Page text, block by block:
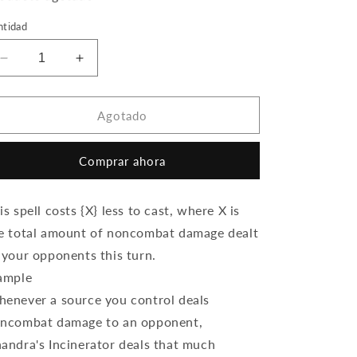
Reducir
cantidad
para
Chandra&#39;s
Incinerator
Aumentar
cantidad
para
Chandra&#39;s
Incinerator
Agotado
Comprar ahora
spell costs {X} less to cast, where X is
total amount of noncombat damage dealt
opponents this turn.
a source you control deals
damage to an opponent,
Incinerator deals that much